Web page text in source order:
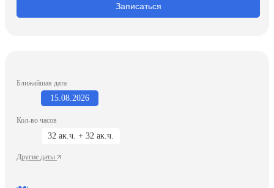
Записаться
Ближайшая дата
15.08.2026
Кол-во часов
32 ак.ч. + 32 ак.ч.
Другие даты